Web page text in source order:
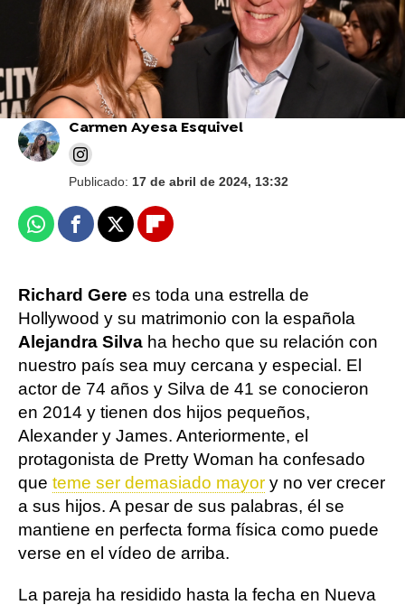
Carmen Ayesa Esquivel
Publicado: 17 de abril de 2024, 13:32
WhatsappFacebook
X Flipboard
Richard Gere es toda una estrella de
Hollywood y su matrimonio con la española
Alejandra Silva ha hecho que su relación con
nuestro país sea muy cercana y especial. El
actor de 74 años y Silva de 41 se conocieron
en 2014 y tienen dos hijos pequeños,
Alexander y James. Anteriormente, el
protagonista de Pretty Woman ha confesado
que teme ser demasiado mayor y no ver crecer
a sus hijos. A pesar de sus palabras, él se
mantiene en perfecta forma física como puede
verse en el vídeo de arriba.
La pareja ha residido hasta la fecha en Nueva